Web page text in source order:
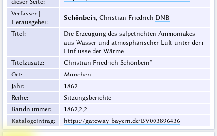
Verfasser |
Herausgeber:
Schönbein, Christian Friedrich DNB
Titel:
Die Erzeugung des salpetrichten Ammoniakes
aus Wasser und atmosphärischer Luft unter dem
Einflusse der Wärme
Titelzusatz:
Christian Friedrich Schönbein*
Ort:
München
Jahr:
1862
Reihe:
Sitzungsberichte
Bandnummer:
1862,2,2
Katalogeintrag: https://gateway-bayern.de/BV003896436